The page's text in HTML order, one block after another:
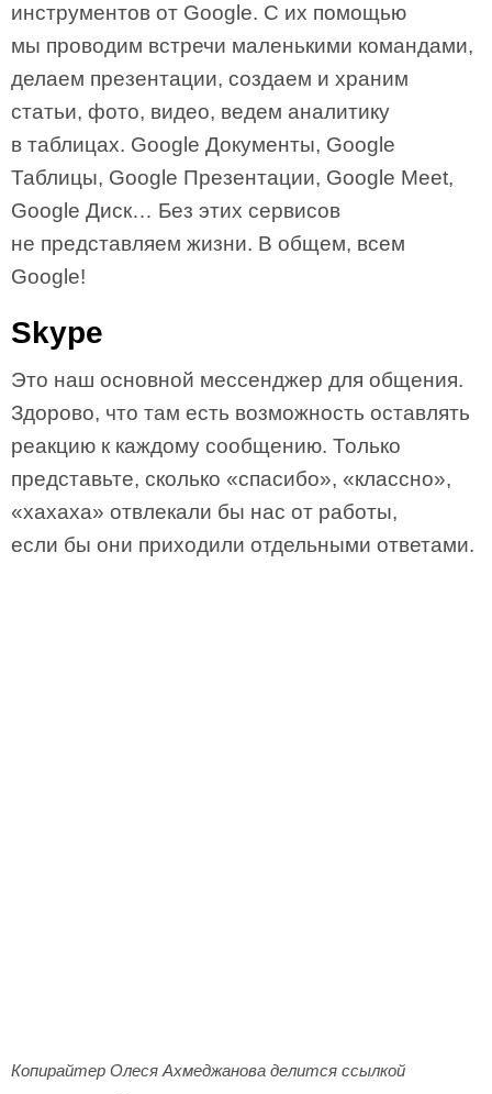
инструментов от Google. С их помощью
мы проводим встречи маленькими командами,
делаем презентации, создаем и храним
статьи, фото, видео, ведем аналитику
в таблицах. Google Документы, Google
Таблицы, Google Презентации, Google Meet,
Google Диск… Без этих сервисов
не представляем жизни. В общем, всем
Google!
Skype
Это наш основной мессенджер для общения.
Здорово, что там есть возможность оставлять
реакцию к каждому сообщению. Только
представьте, сколько «спасибо», «классно»,
«хахаха» отвлекали бы нас от работы,
если бы они приходили отдельными ответами.
Копирайтер Олеся Ахмеджанова делится ссылкой